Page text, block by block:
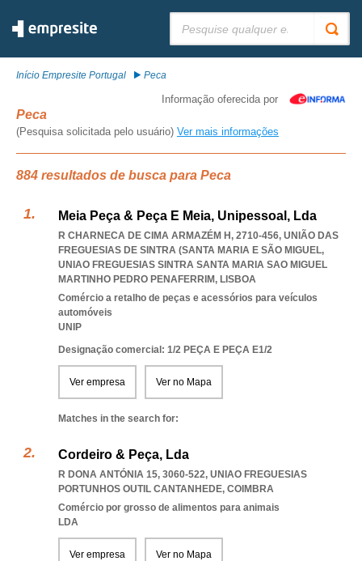
Início Empresite Portugal Peca
Informação oferecida por
Peca
(Pesquisa solicitada pelo usuário) Ver mais informações
884 resultados de busca para Peca
Meia Peça & Peça E Meia, Unipessoal, Lda
R CHARNECA DE CIMA ARMAZÉM H, 2710-456, UNIÃO DAS
FREGUESIAS DE SINTRA (SANTA MARIA E SÃO MIGUEL,
UNIAO FREGUESIAS SINTRA SANTA MARIA SAO MIGUEL
MARTINHO PEDRO PENAFERRIM, LISBOA
Comércio a retalho de peças e acessórios para veículos
automóveis
UNIP
Designação comercial: 1/2 PEÇA E PEÇA E1/2
Ver empresa Ver no Mapa
Matches in the search for:
Cordeiro & Peça, Lda
R DONA ANTÓNIA 15, 3060-522, UNIAO FREGUESIAS
PORTUNHOS OUTIL CANTANHEDE, COIMBRA
Comércio por grosso de alimentos para animais
LDA
Ver empresa Ver no Mapa